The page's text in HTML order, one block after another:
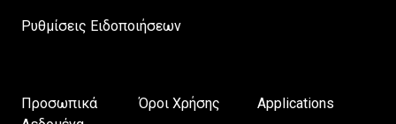
Ρυθμίσεις Ειδοποιήσεων
Προσωπικά
Όροι Χρήσης Applications